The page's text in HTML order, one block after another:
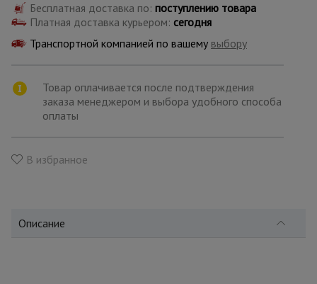
Техника
Бесплатная доставка по: поступлению товара
Платная доставка курьером: сегодня
Транспортной компанией по вашему выбору
Товар оплачивается после подтверждения
заказа менеджером и выбора удобного способа
оплаты
В избранное
Описание